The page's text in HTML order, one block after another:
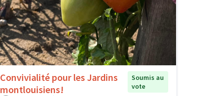
Convivialité pour les Jardins
montlouisiens!
Soumis au
vote